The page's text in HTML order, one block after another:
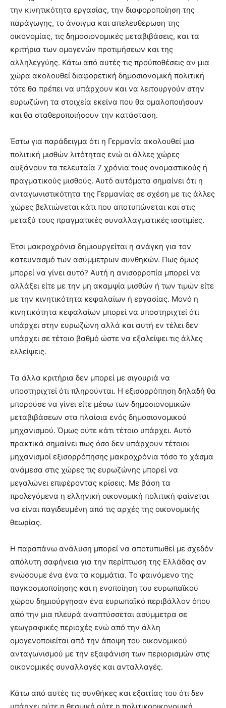
την κινητικότητα εργασίας, την διαφοροποίηση της
παράγωγης, το άνοιγμα και απελευθέρωση της
οικονομίας, τις δημοσιονομικές μεταβιβάσεις, και τα
κριτήρια των ομογενών προτιμήσεων και της
αλληλεγγύης. Κάτω από αυτές τις προϋποθέσεις αν μια
χώρα ακολουθεί διαφορετική δημοσιονομική πολιτική
τότε θα πρέπει να υπάρχουν και να λειτουργούν στην
ευρωζώνη τα στοιχεία εκείνα που θα ομαλοποιήσουν
και θα σταθεροποιήσουν την κατάσταση.
Έστω για παράδειγμα ότι η Γερμανία ακολουθεί μια
πολιτική μισθών λιτότητας ενώ οι άλλες χώρες
αυξάνουν τα τελευταία 7 χρόνια τους ονομαστικούς ή
πραγματικούς μισθούς. Αυτό αυτόματα σημαίνει ότι η
ανταγωνιστικότητα της Γερμανίας σε σχέση με τις άλλες
χώρες βελτιώνεται κάτι που αποτυπώνεται και στις
μεταξύ τους πραγματικές συναλλαγματικές ισοτιμίες.
Έτσι μακροχρόνια δημιουργείται η ανάγκη για τον
κατευνασμό των ασύμμετρων συνθηκών. Πως όμως
μπορεί να γίνει αυτό? Αυτή η ανισορροπία μπορεί να
αλλάξει είτε με την μη ακαμψία μισθών ή των τιμών είτε
με την κινητικότητα κεφαλαίων ή εργασίας. Μονό η
κινητικότητα κεφαλαίων μπορεί να υποστηριχτεί ότι
υπάρχει στην ευρωζώνη αλλά και αυτή εν τέλει δεν
υπάρχει σε τέτοιο βαθμό ώστε να εξαλείψει τις άλλες
ελλείψεις.
Τα άλλα κριτήρια δεν μπορεί με σιγουριά να
υποστηριχτεί ότι πληρούνται. Η εξισορρόπηση δηλαδή θα
μπορούσε να γίνει είτε μέσω των δημοσιονομικών
μεταβιβάσεων στα πλαίσια ενός δημοσιονομικού
μηχανισμού. Όμως ούτε κάτι τέτοιο υπάρχει. Αυτό
πρακτικά σημαίνει πως όσο δεν υπάρχουν τέτοιοι
μηχανισμοί εξισορρόπησης μακροχρόνια τόσο το χάσμα
ανάμεσα στις χώρες τις ευρωζώνης μπορεί να
μεγαλώνει επιφέροντας κρίσεις. Με βάση τα
προλεγόμενα η ελληνική οικονομική πολιτική φαίνεται
να είναι παγιδευμένη από τις αρχές της οικονομικής
θεωρίας.
Η παραπάνω ανάλυση μπορεί να αποτυπωθεί με σχεδόν
απόλυτη σαφήνεια για την περίπτωση της Ελλάδας αν
ενώσουμε ένα ένα τα κομμάτια. Το φαινόμενο της
παγκοσμιοποίησης και η ενοποίηση του ευρωπαϊκού
χώρου δημιούργησαν ένα ευρωπαϊκό περιβάλλον όπου
από την μια πλευρά αναπτύσσεται ασύμμετρα σε
γεωγραφικές περιοχές ενώ από την άλλη
ομογενοποιείται από την άποψη του οικονομικού
ανταγωνισμού με την εξαφάνιση των περιορισμών στις
οικονομικές συναλλαγές και ανταλλαγές.
Κάτω από αυτές τις συνθήκες και εξαιτίας του ότι δεν
υπάρχει ούτε η θεσμική ούτε η πολιτικοοικονομική